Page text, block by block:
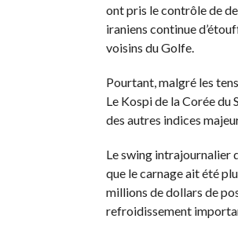
ont pris le contrôle de
iraniens continue
voisins du Golfe.
Pourtant, malgré les
Le Kospi de la Corée du
des autres indices
Le swing intrajournalier
que le carnage ait été
millions de dollars de
refroidissement